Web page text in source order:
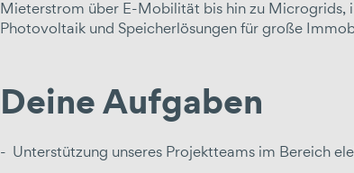
Mieterstrom über E-Mobilität bis hin zu Microgrids,
Photovoltaik und Speicherlösungen für große
Deine Aufgaben
Unterstützung unseres Projektteams im Bereich